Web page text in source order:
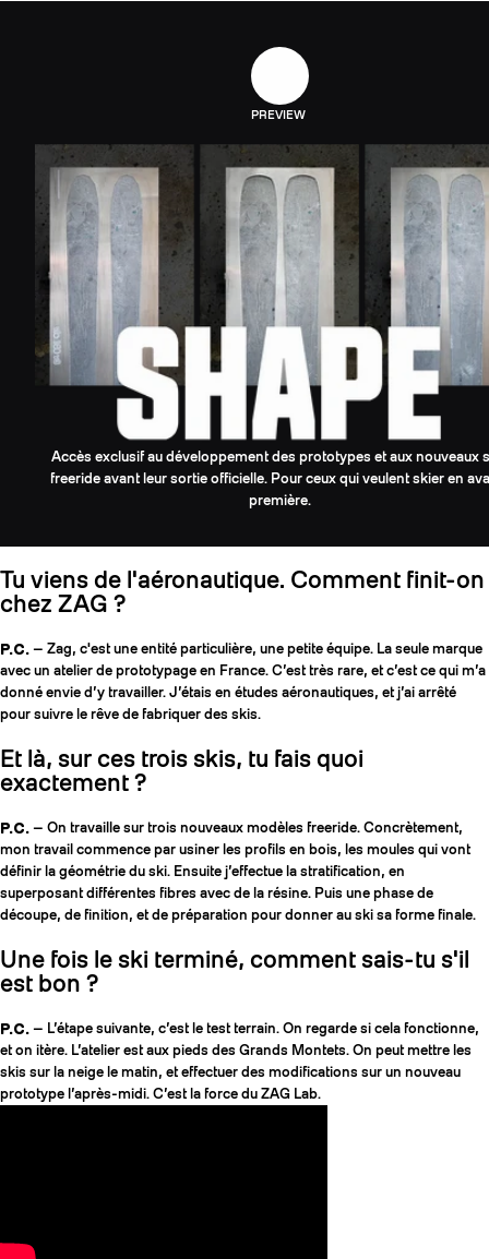
PREVIEW
Accès exclusif au développement des prototypes et aux nouveaux
freeride avant leur sortie officielle. Pour ceux qui veulent skier en
première.
Tu viens de l'aéronautique. Comment finit-on
chez ZAG ?
P.C. — Zag, c'est une entité particulière, une petite équipe. La seule marque
avec un atelier de prototypage en France. C’est très rare, et c’est ce qui m’a
donné envie d’y travailler. J’étais en études aéronautiques, et j’ai arrêté
pour suivre le rêve de fabriquer des skis.
Et là, sur ces trois skis, tu fais quoi
exactement ?
P.C. — On travaille sur trois nouveaux modèles freeride. Concrètement,
mon travail commence par usiner les profils en bois, les moules qui vont
définir la géométrie du ski. Ensuite j’effectue la stratification, en
superposant différentes fibres avec de la résine. Puis une phase de
découpe, de finition, et de préparation pour donner au ski sa forme finale.
Une fois le ski terminé, comment sais-tu s'il
est bon ?
P.C. — L’étape suivante, c’est le test terrain. On regarde si cela fonctionne,
et on itère. L’atelier est aux pieds des Grands Montets. On peut mettre les
skis sur la neige le matin, et effectuer des modifications sur un nouveau
prototype l’après-midi. C’est la force du ZAG Lab.